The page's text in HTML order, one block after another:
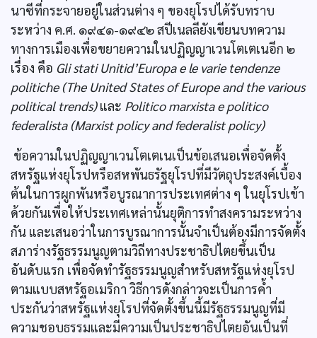
นาซีที่กระจายอยู่ในส่วนต่าง ๆ ของยุโรปได้รับทราบ
ระหว่าง ค.ศ. ๑๙๔๑-๑๙๔๒ สปีเนลลียังเขียนบทความ
ทางการเมืองเพื่อขยายความในปฏิญญาเวนโตเตเนอีก ๒
เรื่อง คือ Gli stati Unitid’Europa e le varie tendenze
politiche (The United States of Europe and the various
political trends)และ Politico marxista e politico
federalista (Marxist policy and federalist policy)
ข้อความในปฏิญญาเวนโตเตเนเป็นข้อเสนอเพื่อจัดตั้ง
สหรัฐแห่งยุโรปหรือสหพันธรัฐยุโรปที่มีวัตถุประสงค์เบื้อง
ต้นในการผูกพันหรือบูรณาการประเทศต่าง ๆ ในยุโรปเข้า
ด้วยกันเพื่อให้ประเทศเหล่านั้นยุติการทำสงครามระหว่าง
กัน และเสนอว่าในการบูรณาการนั้นจำเป็นต้องมีการจัดตั้ง
สภาร่างรัฐธรรมนูญตามวิถีทางประชาธิปไตยขึ้นเป็น
อันดับแรก เพื่อจัดทำรัฐธรรมนูญสำหรับสหรัฐแห่งยุโรป
ตามแบบสหรัฐอเมริกา วิธีการดังกล่าวจะเป็นการคํ้า
ประกันว่าสหรัฐแห่งยุโรปที่จัดตั้งขึ้นนี้มีรัฐธรรมนูญที่มี
ความชอบธรรมและมีความเป็นประชาธิปไตยอันเป็นที่